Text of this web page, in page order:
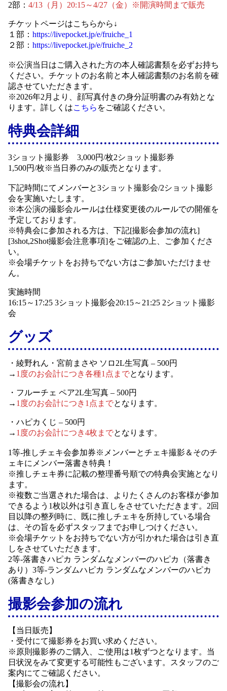
2部： 4/13（月）20:15～4/27（金）※開演時間まで販売
チケットページはこちらから↓
１部： https://livepocket.jp/e/fruiche_1
２部： https://livepocket.jp/e/fruiche_2
※公演当日はご購入された方の本人確認書類を必ずお持ち
ください。チケットのお名前と本人確認書類のお名前を確
認させていただきます。
※2026年2月より、顔写真付きの身分証明書のみ有効とな
ります。詳しくはこちら をご確認ください。
特典会詳細
3ショット撮影券 3,000円/枚2ショット撮影券
1,500円/枚※当日券のみの販売となります。
下記時間にてメンバーと3ショット撮影会/2ショット撮影
会を実施いたします。
※本公演の撮影会ルールは仕様変更後のルールでの開催を
予定しております。
※特典会に参加される方は、下記[撮影会参加の流れ]
[3shot,2Shot撮影会注意事項]をご確認の上、ご参加くださ
い。
※会場チケットをお持ちでない方はご参加いただけませ
ん。
実施時間
16:15～17:25 3ショット撮影会20:15～21:25 2ショット撮影
会
グッズ
・綾野れん・宮前まさや ソロ2L生写真 – 500円
→ 1度のお会計につき各種1点までとなります。
・フルーチェ ペア2L生写真 – 500円
→ 1度のお会計につき1点までとなります。
・ハピカくじ – 500円
→ 1度のお会計につき4枚までとなります。
1等-推しチェキ会参加券※メンバーとチェキ撮影＆そのチ
ェキにメンバー落書き特典！
※推しチェキ券に記載の整理番号順での特典会実施となり
ます。
※複数ご当選された場合は、よりたくさんのお客様が参加
できるよう1枚以外は引き直しをさせていただきます。2回
目以降の整列時に、既に推しチェキを所持している場合
は、その旨を必ずスタッフまでお申しつけください。
※会場チケットをお持ちでない方が引かれた場合は引き直
しをさせていただきます。
2等-落書きハピカ ランダムなメンバーのハピカ（落書き
あり）3等-ランダムハピカ ランダムなメンバーのハピカ
(落書きなし)
撮影会参加の流れ
【当日販売】
・受付にて撮影券をお買い求めください。
※原則撮影券のご購入、ご使用は1枚ずつとなります。当
日状況をみて変更する可能性もございます。スタッフのご
案内にてご確認ください。
【撮影会の流れ】